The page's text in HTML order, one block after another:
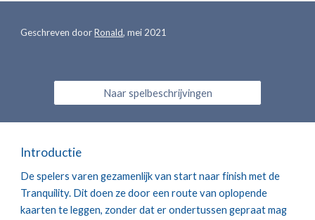
Geschreven door Ronald, mei 2021
Naar spelbeschrijvingen
Introductie
De spelers varen gezamenlijk van start naar finish met de
Tranquility. Dit doen ze door een route van oplopende
kaarten te leggen, zonder dat er ondertussen gepraat mag